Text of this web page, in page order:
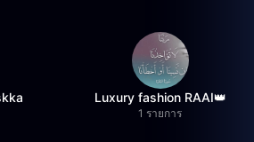
Luxury fashion RAAI👑
1 รายการ